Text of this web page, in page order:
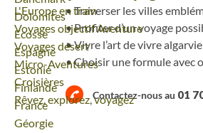
Voyage
Dolomites
Voyage
Ecosse
Voyage
Espagne
Voyage
Estonie
Voyage
Finlande
Voyage
France
Voyage
Géorgie
L'Europe en train
Voyages objectif Aventure
Voyages désert
Micro-Aventures
Croisières
Rêvez, explorez, voyagez
Traverser les villes
Profiter d’un voyage
Vivre l’art de vivre
Choisir une formule avec
Contactez-nous au 01